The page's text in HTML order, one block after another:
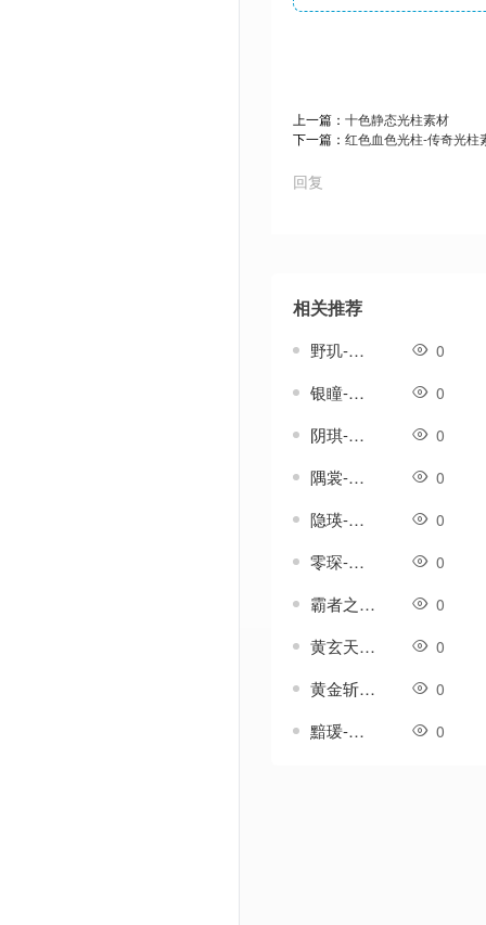
上一篇： 十色静态光柱素材
下一篇： 红色血色光柱-传奇光柱
回复
相关推荐
野玑-传奇武器素材 0
银瞳-传奇武器素材 0
阴琪-传奇武器素材 0
隅裳-传奇武器素材 0
隐瑛-传奇武器素材 0
零琛-传奇武器素材 0
霸者之刃-传奇武器素材 0
黄玄天-传奇武器素材 0
黄金斩-传奇武器素材 0
黯瑗-传奇武器素材 0